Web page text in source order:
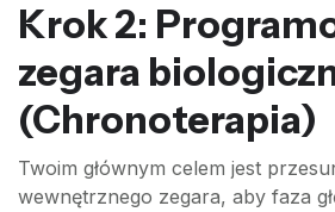
Krok 2:
zegara
(Chronoterapia)
Twoim głównym celem jest
wewnętrznego zegara, aby faza